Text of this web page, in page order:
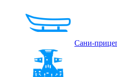
Сани-